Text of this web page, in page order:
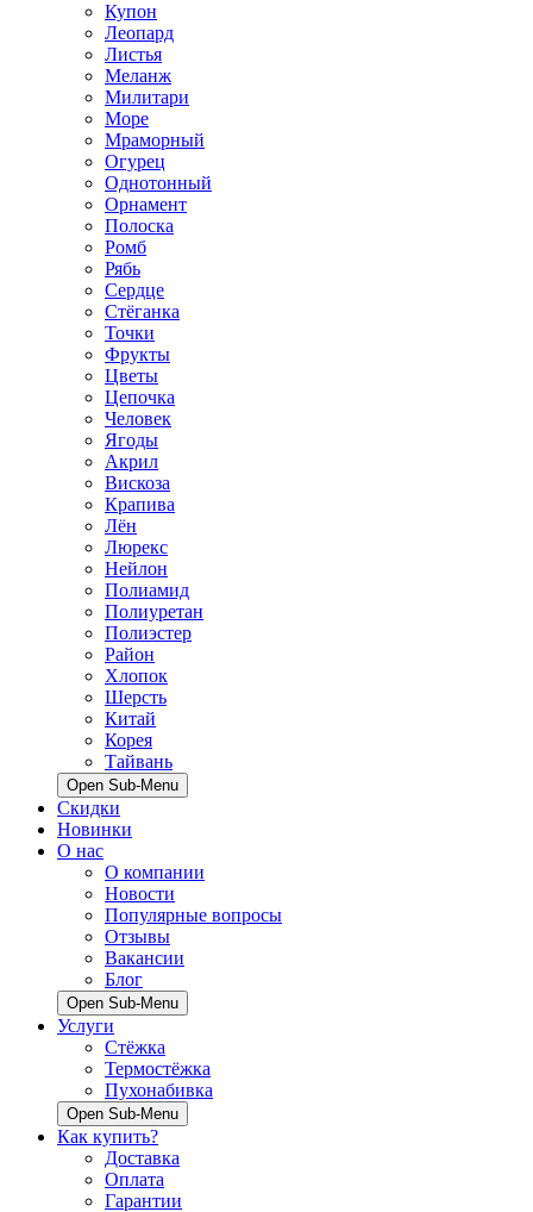
Купон
Леопард
Листья
Меланж
Милитари
Море
Мраморный
Огурец
Однотонный
Орнамент
Полоска
Ромб
Рябь
Сердце
Стёганка
Точки
Фрукты
Цветы
Цепочка
Человек
Ягоды
Акрил
Вискоза
Крапива
Лён
Люрекс
Нейлон
Полиамид
Полиуретан
Полиэстер
Район
Хлопок
Шерсть
Китай
Корея
Тайвань
Open Sub-Menu
Скидки
Новинки
О нас
О компании
Новости
Популярные вопросы
Отзывы
Вакансии
Блог
Open Sub-Menu
Услуги
Стёжка
Термостёжка
Пухонабивка
Open Sub-Menu
Как купить?
Доставка
Оплата
Гарантии